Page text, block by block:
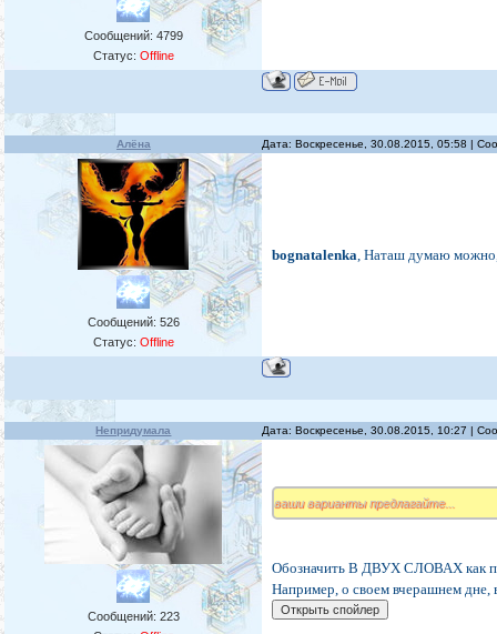
Сообщений: 4799
Статус: Offline
Алёна Дата: Воскресенье, 30.08.2015, 05:58 |
Сообщений: 526
Статус: Offline
bognatalenka, Наташ думаю можно,
Непридумала Дата: Воскресенье, 30.08.2015, 10:27 |
Сообщений: 223
ваши варианты предлагайте...
Обозначить В ДВУХ СЛОВАХ как
Например, о своем вчерашнем дне,